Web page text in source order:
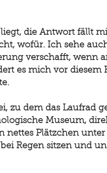
die Antwort fällt
wofür. Ich sehe
verschafft, wenn
es mich vor
zu dem das Laufrad
Museum,
Plätzchen
Regen sitzen und